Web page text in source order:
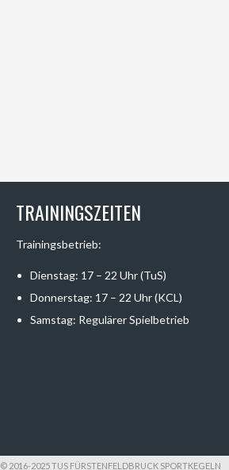
TRAININGSZEITEN
Trainingsbetrieb:
Dienstag: 17 – 22 Uhr (TuS)
Donnerstag: 17 – 22 Uhr (KCL)
Samstag: Regulärer Spielbetrieb
© 2016-2025 TUS FÜRSTENFELDBRUCK SPORTKEGELN